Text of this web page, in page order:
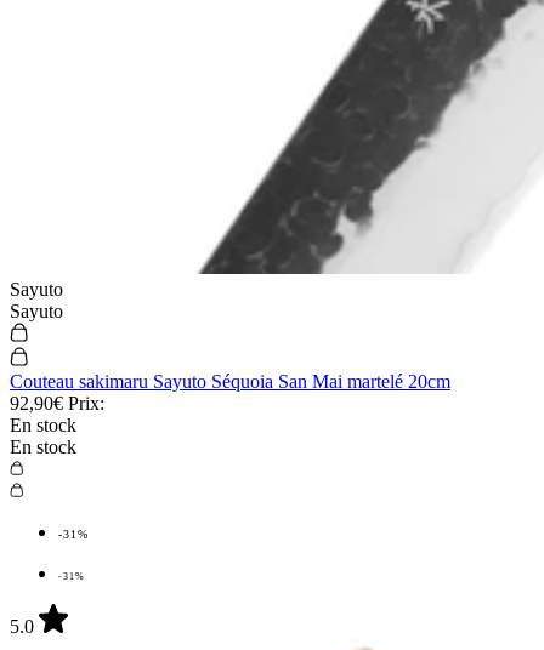
Sayuto
Sayuto
Couteau sakimaru Sayuto Séquoia San Mai martelé 20cm
92,90€ Prix:
En stock
En stock
-31%
-31%
5.0